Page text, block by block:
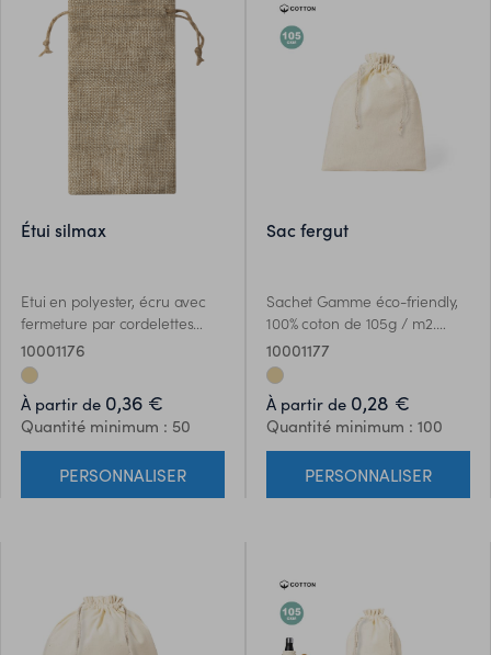
étui silmax
Etui en polyester, écru avec
fermeture par cordelettes
réglables et intérieur doux.
10001176
À partir de 0,36 €
Quantité minimum : 50
PERSONNALISER
sac fergut
Sachet Gamme éco-friendly,
100% coton de 105g / m2.
Taille 15x21 cm, cousue et
fermeture cordellette en
coton.
10001177
À partir de 0,28 €
Quantité minimum : 100
PERSONNALISER